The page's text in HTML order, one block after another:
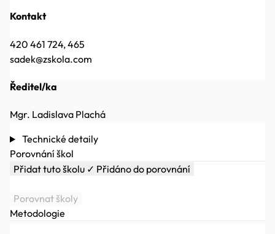
Kontakt
420 461 724, 465
sadek@zskola.com
Ředitel/ka
Mgr. Ladislava Plachá
Technické detaily
Porovnání škol
Přidat tuto školu ✓ Přidáno do porovnání
Porovnat školy
Metodologie